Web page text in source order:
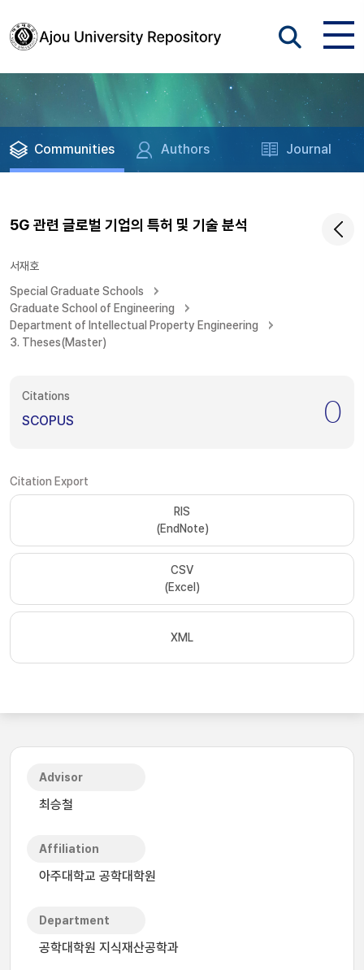
Communities Authors Journal
5G 관련 글로벌 기업의 특허 및 기술 분석
서재호
Special Graduate Schools
Graduate School of Engineering
Department of Intellectual Property Engineering
3. Theses(Master)
Citations
SCOPUS 0
Citation Export
RIS
(EndNote)
CSV
(Excel)
XML
Advisor
최승철
Affiliation
아주대학교 공학대학원
Department
공학대학원 지식재산공학과